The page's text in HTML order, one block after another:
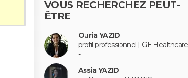
VOUS RECHERCHEZ PEUT-
ÊTRE
Ouria YAZID
profil professionnel | GE Healthcare
-
Assia YAZID